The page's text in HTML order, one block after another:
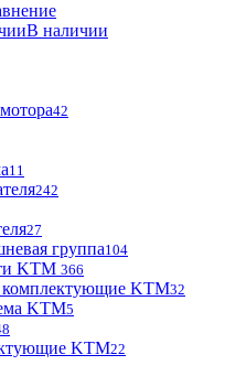
В наличии
42
11
242
27
группа104
KTM 366
KTM32
KTM5
KTM22